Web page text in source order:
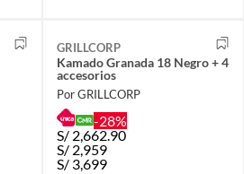
GRILLCORP
Kamado Granada 18 Negro + 4
accesorios
Por GRILLCORP
-28%
S/ 2,662.90
S/ 2,959
S/ 3,699